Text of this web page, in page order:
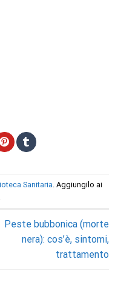
Sanitaria. Aggiungilo ai
.
Peste bubbonica (morte
nera): cos’è, sintomi,
trattamento